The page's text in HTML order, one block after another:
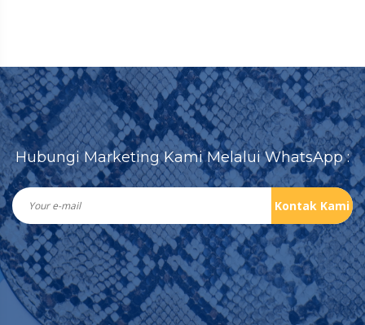
Hubungi Marketing Kami Melalui WhatsApp :
Kontak Kami